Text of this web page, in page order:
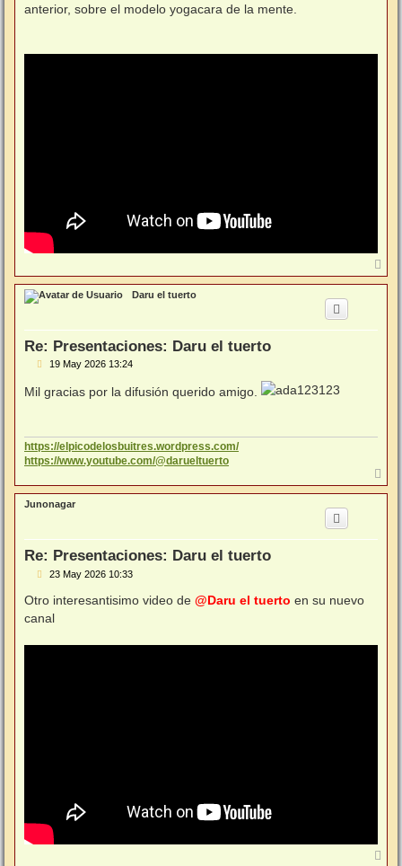
a
anterior, sobre el modelo yogacara de la mente.
r
r
Daru el tuerto
Re: Presentaciones: Daru el tuerto
M
s
19 May 2026 13:24
Mil gracias por la difusión querido amigo.
https://elpicodelosbuitres.wordpress.com/
https://www.youtube.com/@darueltuerto
r
Junonagar
Re: Presentaciones: Daru el tuerto
M
n
a
e
23 May 2026 10:33
Otro interesantisimo video de @Daru el tuerto en su nuevo
canal